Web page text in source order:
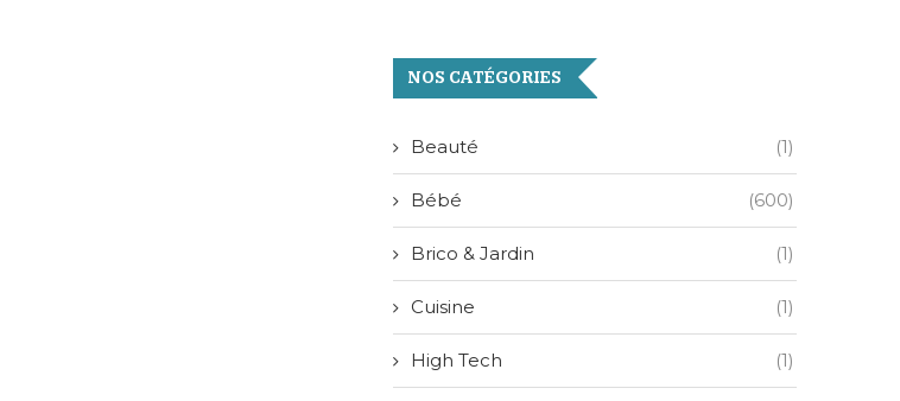
NOS CATÉGORIES
Beauté (1)
Bébé (600)
Brico & Jardin (1)
Cuisine (1)
High Tech (1)